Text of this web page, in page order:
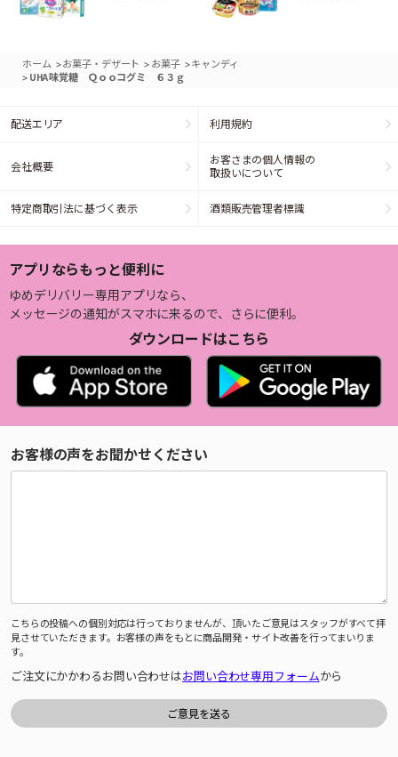
ホーム >お菓子・デザート > お菓子 >キャンディ
> UHA味覚糖 Ｑｏｏコグミ ６３ｇ
配送エリア 利用規約
会社概要
お客さまの個人情報の
取扱いについて
特定商取引法に基づく表示 酒類販売管理者標識
アプリならもっと便利に
ゆめデリバリー専用アプリなら、
メッセージの通知がスマホに来るので、さらに便利。
ダウンロードはこちら
お客様の声をお聞かせください
こちらの投稿への個別対応は行っておりませんが、頂いたご意見はスタッフがすべて拝
見させていただきます。お客様の声をもとに商品開発・サイト改善を行ってまいりま
す。
ご注文にかかわるお問い合わせはお問い合わせ専用フォームから